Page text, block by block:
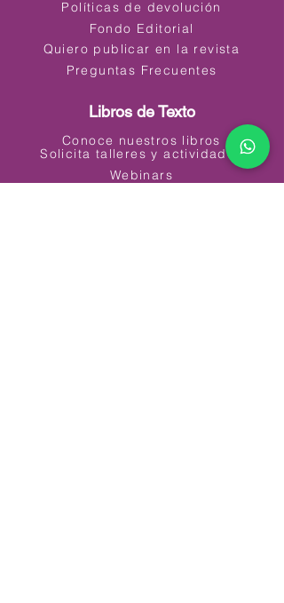
Políticas de devolución
Fondo Editorial
Quiero publicar en la revista
Preguntas Frecuentes
Libros de Texto
Conoce nuestros libros
Solicita talleres y actividades
Webinars